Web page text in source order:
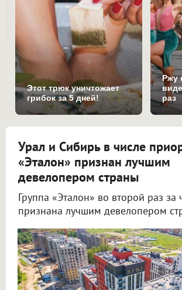
Этот трюк уничтожает
грибок за 5 дней!
Ржу
раз
Урал и Сибирь в числе
«Эталон» признан лучшим
девелопером страны
Группа «Эталон» во второй раз за
признана лучшим девелопером